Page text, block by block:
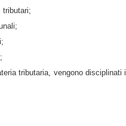
tributari;
tributaria, vengono disciplinati i